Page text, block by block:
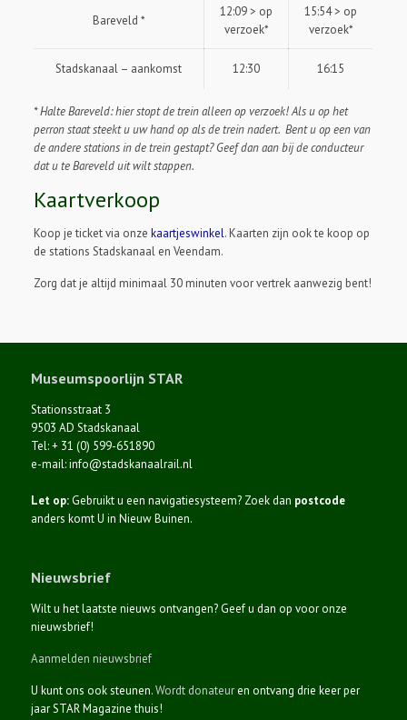
Bareveld *
12:09 > op
verzoek*
15:54 > op
verzoek*
Stadskanaal – aankomst 12:30 16:15
* Halte Bareveld: hier stopt de trein alleen op verzoek! Als u op het
perron staat steekt u uw hand op als de trein nadert. Bent u op een van
de andere stations in de trein gestapt? Geef dan aan bij de conducteur
dat u te Bareveld uit wilt stappen.
Kaartverkoop
Koop je ticket via onzekaartjeswinkel. Kaarten zijn ook te koop op
de stations Stadskanaal en Veendam.
Zorg dat je altijd minimaal 30 minuten voor vertrek aanwezig bent!
Museumspoorlijn STAR
Stationsstraat 3
9503 AD Stadskanaal
Tel: + 31 (0) 599-651890
e-mail: info@stadskanaalrail.nl
Let op:Gebruikt u een navigatiesysteem? Zoek dan postcode
anders komt U in Nieuw Buinen.
Nieuwsbrief
Wilt u het laatste nieuws ontvangen? Geef u dan op voor onze
nieuwsbrief!
Aanmelden nieuwsbrief
U kunt ons ook steunen.Wordt donateuren ontvang drie keer per
jaar STAR Magazine thuis!